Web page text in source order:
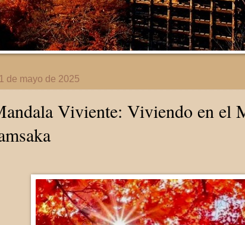
de mayo de 2025
Viviente: Viviendo en el